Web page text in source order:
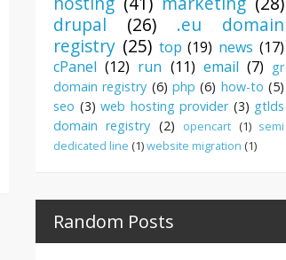
drupal
(26)
.eu domain
registry (25) top (19) news (17)
cPanel (12) run (11) email (7) gr
domain registry (6) php (6) how-to (5)
seo (3) web hosting provider (3) gtlds
domain registry (2) opencart (1) semi
dedicated line (1)website migration (1)
Random Posts